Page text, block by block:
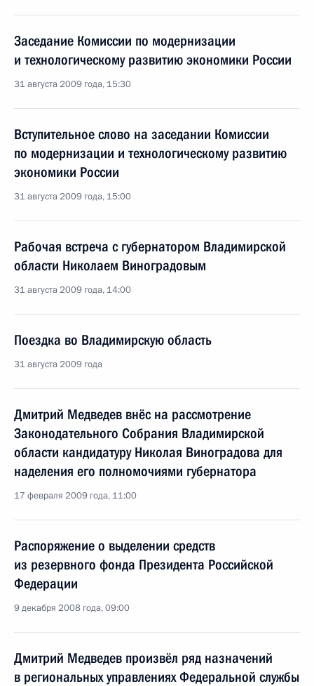
Заседание Комиссии по модернизации
и технологическому развитию экономики России
31 августа 2009 года, 15:30
Вступительное слово на заседании Комиссии
по модернизации и технологическому развитию
экономики России
31 августа 2009 года, 15:00
Рабочая встреча с губернатором Владимирской
области Николаем Виноградовым
31 августа 2009 года, 14:00
Поездка во Владимирскую область
31 августа 2009 года
Дмитрий Медведев внёс на рассмотрение
Законодательного Собрания Владимирской
области кандидатуру Николая Виноградова для
наделения его полномочиями губернатора
17 февраля 2009 года, 11:00
Распоряжение о выделении средств
из резервного фонда Президента Российской
Федерации
9 декабря 2008 года, 09:00
Дмитрий Медведев произвёл ряд назначений
в региональных управлениях Федеральной службы